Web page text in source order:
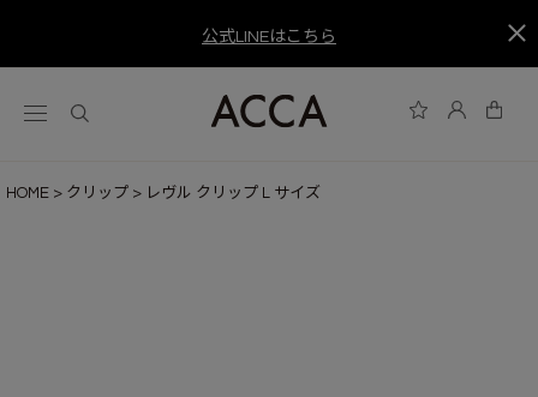
公式LINEはこちら
HOME クリップ レヴル クリップ L サイズ